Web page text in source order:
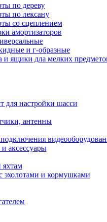
по дереву
по лексану
со сцеплением
амортизаторов
и г-образные
и ящики дла мелких
для настройки шасси
антенны
аксессуары
яхтам
эхолотами и кормушками